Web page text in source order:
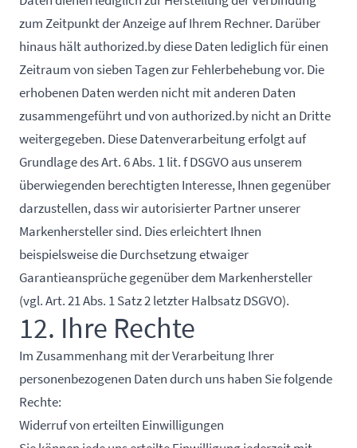
zum Zeitpunkt der Anzeige auf Ihrem Rechner. Darüber
hinaus hält authorized.by diese Daten lediglich für einen
Zeitraum von sieben Tagen zur Fehlerbehebung vor. Die
erhobenen Daten werden nicht mit anderen Daten
zusammengeführt und von authorized.by nicht an Dritte
weitergegeben. Diese Datenverarbeitung erfolgt auf
Grundlage des Art. 6 Abs. 1 lit. f DSGVO aus unserem
überwiegenden berechtigten Interesse, Ihnen gegenüber
darzustellen, dass wir autorisierter Partner unserer
Markenhersteller sind. Dies erleichtert Ihnen
beispielsweise die Durchsetzung etwaiger
Garantieansprüche gegenüber dem Markenhersteller
(vgl. Art. 21 Abs. 1 Satz 2 letzter Halbsatz DSGVO).
12. Ihre Rechte
Im Zusammenhang mit der Verarbeitung Ihrer
personenbezogenen Daten durch uns haben Sie folgende
Rechte:
Widerruf von erteilten Einwilligungen